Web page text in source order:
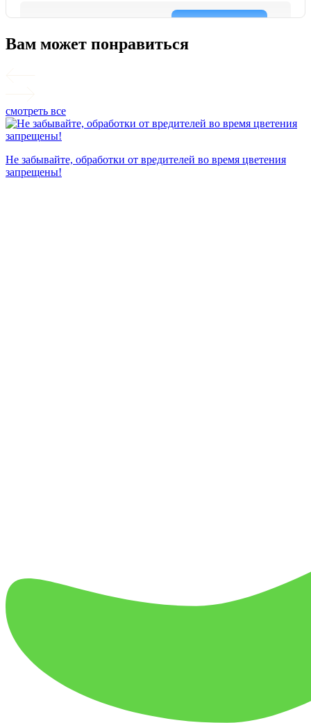
Вам может понравиться
смотреть все
Не забывайте, обработки от вредителей во время цветения
запрещены!